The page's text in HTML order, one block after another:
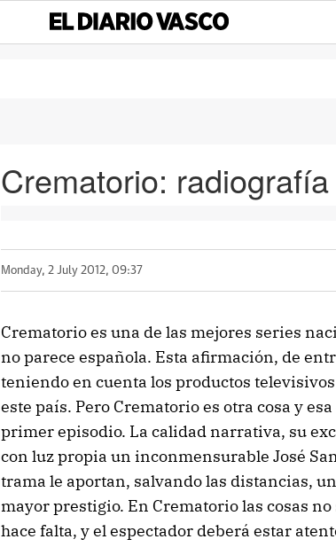
Crematorio:
Monday, 2 July 2012, 09:37
Crematorio es una de las mejores series
no parece española. Esta afirmación, de
teniendo en cuenta los productos
este país. Pero Crematorio es otra cosa y
primer episodio. La calidad narrativa, su
con luz propia un inconmensurable José
trama le aportan, salvando las distancias,
mayor prestigio. En Crematorio las cosas
hace falta, y el espectador deberá estar